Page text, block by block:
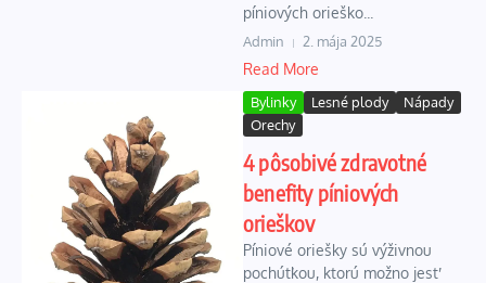
píniových orieško...
Admin 2. mája 2025
Read More
Bylinky Lesné plody
Nápady
Orechy
4 pôsobivé zdravotné
benefity píniových
orieškov
Píniové oriešky sú výživnou
pochúťkou, ktorú možno jesť